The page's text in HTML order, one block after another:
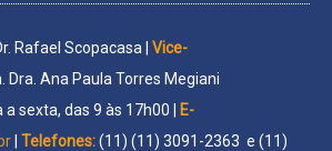
Rafael Scopacasa | Vice-
Dra. Ana Paula Torres Megiani
sexta, das 9 às 17h00 |
E-
Telefones:(11) (11) 3091-2363 e (11)